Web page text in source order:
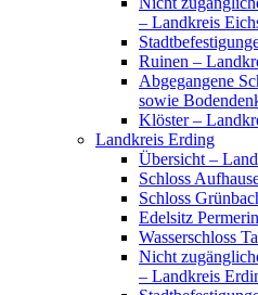
– Landkreis
Ruinen –
Abgegangene
sowie
Klöster –
Landkreis Erding
Übersicht –
Schloss
Schloss
Edelsitz
Wasserschloss
Nicht
– Landkreis